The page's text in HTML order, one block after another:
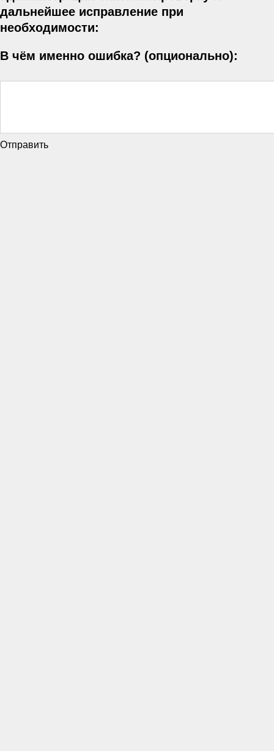
дальнейшее исправление при
необходимости:
В чём именно ошибка? (опционально):
Отправить